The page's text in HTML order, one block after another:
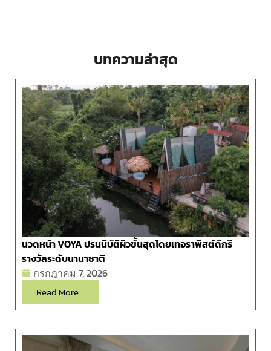
บทความล่าสุด
นวดหน้า VOYA ปรนนิบัติผิวขั้นสุดโดยเทอราพิสต์ดีกรี
รางวัลระดับนานาชาติ
กรกฎาคม 7, 2026
Read More...